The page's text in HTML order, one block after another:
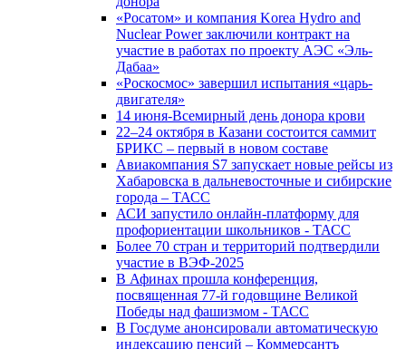
«Росатом» и компания Korea Hydro and
Nuclear Power заключили контракт на
участие в работах по проекту АЭС «Эль-
Дабаа»
«Роскосмос» завершил испытания «царь-
двигателя»
14 июня-Всемирный день донора крови
22–24 октября в Казани состоится саммит
БРИКС – первый в новом составе
Авиакомпания S7 запускает новые рейсы из
Хабаровска в дальневосточные и сибирские
города – ТАСС
АСИ запустило онлайн-платформу для
профориентации школьников - ТАСС
Более 70 стран и территорий подтвердили
участие в ВЭФ-2025
В Афинах прошла конференция,
посвященная 77-й годовщине Великой
Победы над фашизмом - ТАСС
В Госдуме анонсировали автоматическую
индексацию пенсий – Коммерсантъ